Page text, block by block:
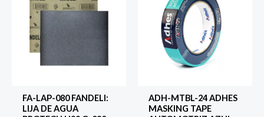
FA-LAP-080 FANDELI:
LIJA DE AGUA
ADH-MTBL-24 ADHES
MASKING TAPE